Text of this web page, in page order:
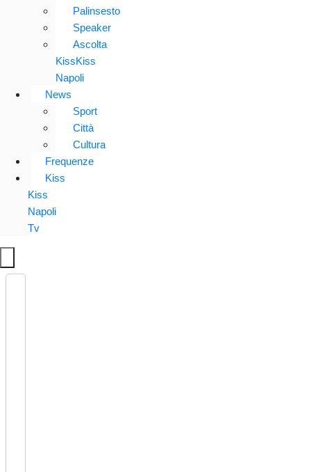
Palinsesto
Speaker
Ascolta
KissKiss
Napoli
News
Sport
Città
Cultura
Frequenze
Kiss
Kiss
Napoli
Tv